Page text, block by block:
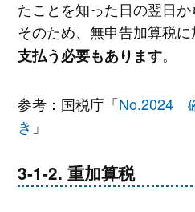
たことを知った日の翌日か
そのため、無申告加算税
支払う必要もあります。
参考：国税庁「No.2024
き 」
重加算税